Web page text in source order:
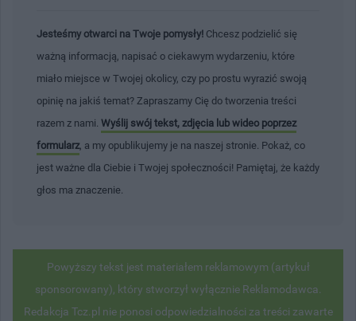
Jesteśmy otwarci na Twoje pomysły! Chcesz podzielić się
ważną informacją, napisać o ciekawym wydarzeniu, które
miało miejsce w Twojej okolicy, czy po prostu wyrazić swoją
opinię na jakiś temat? Zapraszamy Cię do tworzenia treści
razem z nami. Wyślij swój tekst, zdjęcia lub wideo poprzez
formularz , a my opublikujemy je na naszej stronie. Pokaż, co
jest ważne dla Ciebie i Twojej społeczności! Pamiętaj, że każdy
głos ma znaczenie.
Powyższy tekst jest materiałem reklamowym (artykuł
sponsorowany), który stworzył wyłącznie Reklamodawca.
Redakcja Tcz.pl nie ponosi odpowiedzialności za treści zawarte